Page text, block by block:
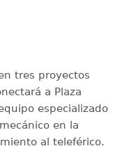
tres proyectos
a Plaza
especializado
en la
al teleférico.